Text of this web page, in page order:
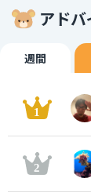
アド
週間